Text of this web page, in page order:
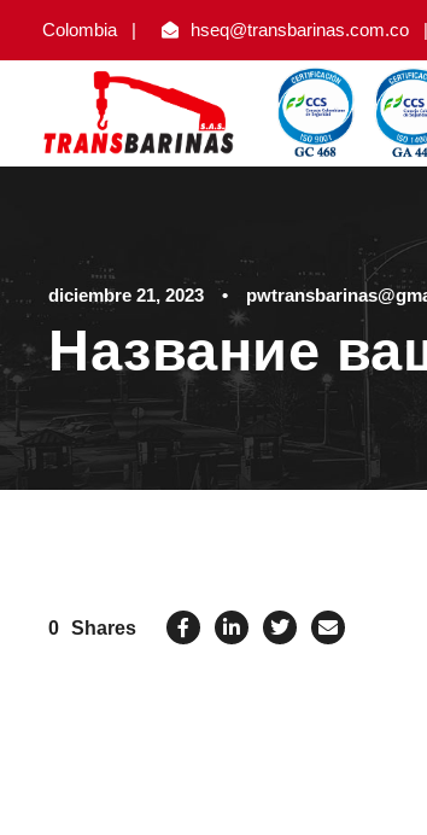
Colombia | hseq@transbarinas.com.co |
diciembre 21, 2023 •
Название
0 Shares